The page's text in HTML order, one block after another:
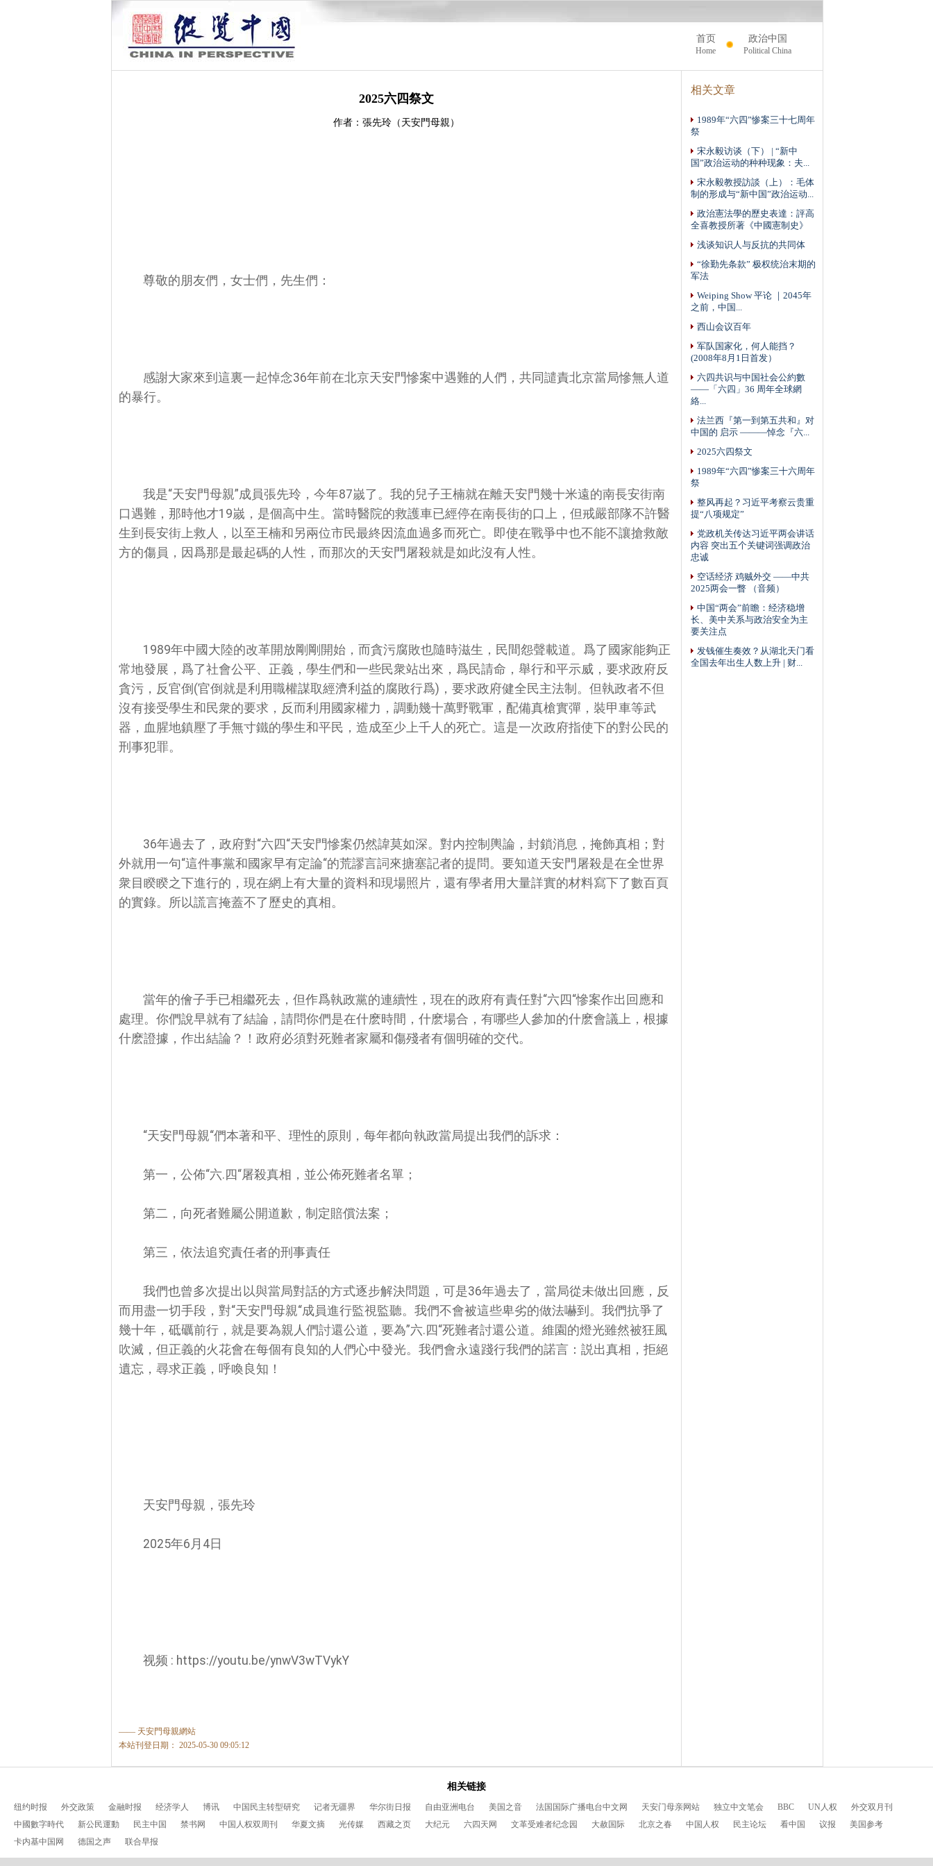
首页
Home
政治中国
Political China
2025六四祭文
作者：張先玲（天安門母親）
尊敬的朋友們，女士們，先生們：
感謝大家來到這裏一起悼念36年前在北京天安門慘案中遇難的人們，共同譴責北京當局慘無人道
的暴行。
我是“天安門母親”成員張先玲，今年87嵗了。我的兒子王楠就在離天安門幾十米遠的南長安街南
口遇難，那時他才19嵗，是個高中生。當時醫院的救護車已經停在南長街的口上，但戒嚴部隊不許醫
生到長安街上救人，以至王楠和另兩位市民最終因流血過多而死亡。即使在戰爭中也不能不讓搶救敵
方的傷員，因爲那是最起碼的人性，而那次的天安門屠殺就是如此沒有人性。
1989年中國大陸的改革開放剛剛開始，而貪污腐敗也隨時滋生，民間怨聲載道。爲了國家能夠正
常地發展，爲了社會公平、正義，學生們和一些民衆站出來，爲民請命，舉行和平示威，要求政府反
貪污，反官倒(官倒就是利用職權謀取經濟利益的腐敗行爲)，要求政府健全民主法制。但執政者不但
沒有接受學生和民衆的要求，反而利用國家權力，調動幾十萬野戰軍，配備真槍實彈，裝甲車等武
器，血腥地鎮壓了手無寸鐵的學生和平民，造成至少上千人的死亡。這是一次政府指使下的對公民的
刑事犯罪。
36年過去了，政府對“六四“天安門慘案仍然諱莫如深。對内控制輿論，封鎖消息，掩飾真相；對
外就用一句“這件事黨和國家早有定論“的荒謬言詞來搪塞記者的提問。要知道天安門屠殺是在全世界
衆目睽睽之下進行的，現在網上有大量的資料和現場照片，還有學者用大量詳實的材料寫下了數百頁
的實錄。所以謊言掩蓋不了歷史的真相。
當年的儈子手已相繼死去，但作爲執政黨的連續性，現在的政府有責任對“六四“慘案作出回應和
處理。你們說早就有了結論，請問你們是在什麽時間，什麽場合，有哪些人參加的什麽會議上，根據
什麽證據，作出結論？！政府必須對死難者家屬和傷殘者有個明確的交代。
“天安門母親“們本著和平、理性的原則，每年都向執政當局提出我們的訴求：
第一，公佈“六.四“屠殺真相，並公佈死難者名單；
第二，向死者難屬公開道歉，制定賠償法案；
第三，依法追究責任者的刑事責任
我們也曾多次提出以與當局對話的方式逐步解決問題，可是36年過去了，當局從未做出回應，反
而用盡一切手段，對“天安門母親“成員進行監視監聽。我們不會被這些卑劣的做法嚇到。我們抗爭了
幾十年，砥礪前行，就是要為親人們討還公道，要為”六.四“死難者討還公道。維園的燈光雖然被狂風
吹滅，但正義的火花會在每個有良知的人們心中發光。我們會永遠踐行我們的諾言：説出真相，拒絕
遺忘，尋求正義，呼喚良知！
天安門母親，張先玲
2025年6月4日
视频 : https://youtu.be/ynwV3wTVykY
—— 天安門母親網站
本站刊登日期： 2025-05-30 09:05:12
相关文章
1989年“六四”惨案三十七周年
祭
宋永毅访谈（下） | “新中
国”政治运动的种种现象：夫...
宋永毅教授訪談（上）：毛体
制的形成与“新中国”政治运动...
政治憲法學的歷史表達：評高
全喜教授所著《中國憲制史》
浅谈知识人与反抗的共同体
“徐勤先条款” 极权统治末期的
军法
Weiping Show 平论 ｜2045年
之前，中国...
西山会议百年
军队国家化，何人能挡？
(2008年8月1日首发）
六四共识与中国社会公約數
——「六四」36 周年全球網
絡...
法兰西『第一到第五共和』对
中国的 启示 ———悼念『六...
2025六四祭文
1989年“六四”惨案三十六周年
祭
整风再起？习近平考察云贵重
提“八项规定”
党政机关传达习近平两会讲话
内容 突出五个关键词强调政治
忠诚
空话经济 鸡贼外交 ——中共
2025两会一瞥 （音频）
中国“两会”前瞻：经济稳增
长、美中关系与政治安全为主
要关注点
发钱催生奏效？从湖北天门看
全国去年出生人数上升 | 财...
相关链接
纽约时报 外交政策 金融时报 经济学人 博讯 中国民主转型研究 记者无疆界 华尔街日报 自由亚洲电台 美国之音 法国国际广播电台中文网 天安门母亲网站 独立中文笔会 BBC UN人权
外交双月刊
中國數字時代
新公民運動 民主中国 禁书网 中国人权双周刊 华夏文摘 光传媒 西藏之页 大纪元 六四天网 文革受难者纪念园 大赦国际 北京之春 中国人权 民主论坛 看中国 议报
美国参考
卡内基中国网
德国之声 联合早报